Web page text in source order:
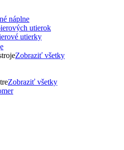
náplne
utierky
Zobraziť všetky
Zobraziť všetky